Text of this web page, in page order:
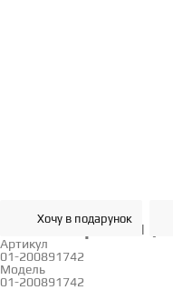
Хочу в подарунок
Золоті сережки
Артикул
01-200891742
Модель
01-200891742